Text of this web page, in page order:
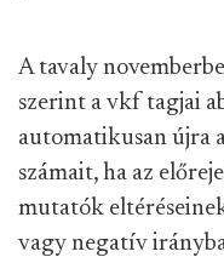
A tavaly
szerint a vkf tagjai
automatikusan újra
számait, ha az
mutatók
vagy negatív